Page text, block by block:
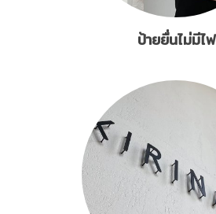
ป้ายยื่นไม่มีไฟ